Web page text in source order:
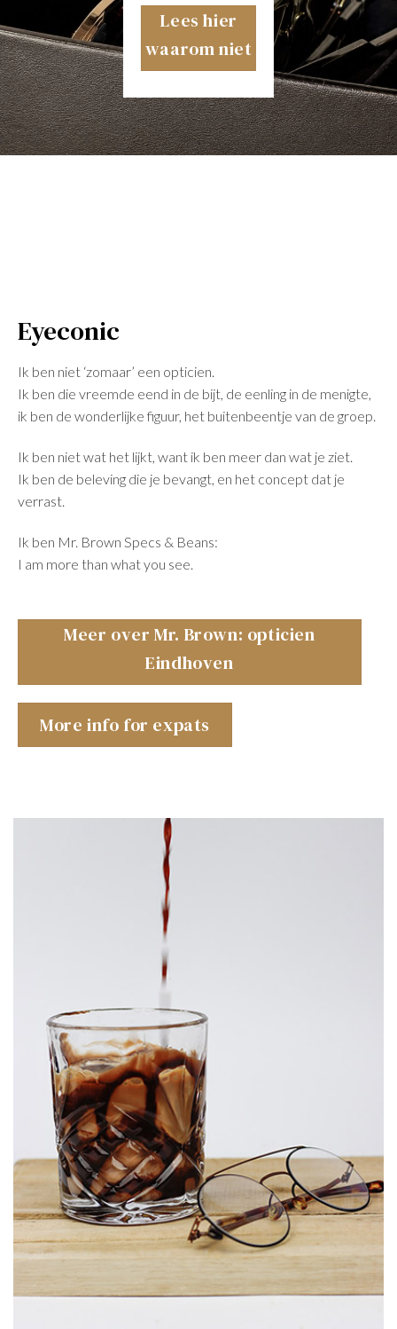
Lees hier
waarom niet
Eyeconic
Ik ben niet ‘zomaar’ een opticien.
Ik ben die vreemde eend in de bijt, de eenling in de menigte,
ik ben de wonderlijke figuur, het buitenbeentje van de groep.
Ik ben niet wat het lijkt, want ik ben meer dan wat je ziet.
Ik ben de beleving die je bevangt, en het concept dat je
verrast.
Ik ben Mr. Brown Specs & Beans:
I am more than what you see.
Meer over Mr. Brown: opticien
Eindhoven
More info for expats